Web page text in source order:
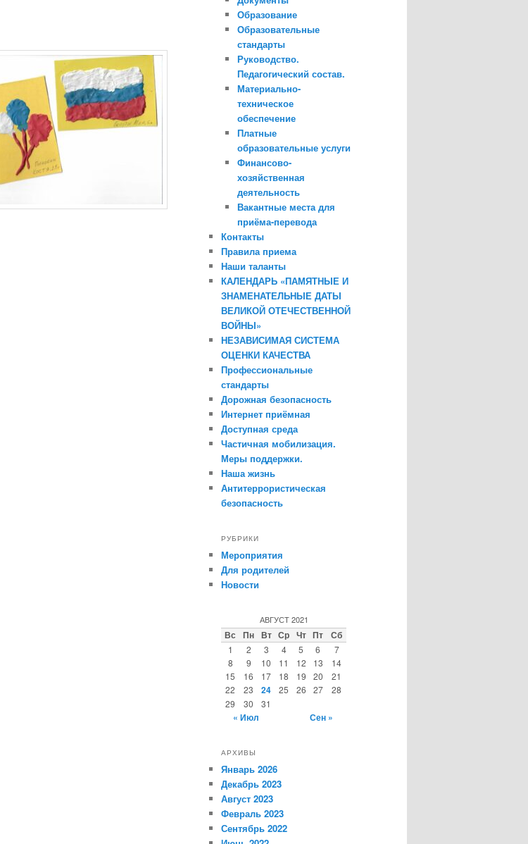
Образование
Образовательные
стандарты
Руководство.
Педагогический состав.
Материально-
техническое
обеспечение
Платные
образовательные услуги
Финансово-
хозяйственная
деятельность
Вакантные места для
приёма-перевода
Контакты
Правила приема
Наши таланты
КАЛЕНДАРЬ «ПАМЯТНЫЕ И
ЗНАМЕНАТЕЛЬНЫЕ ДАТЫ
ВЕЛИКОЙ ОТЕЧЕСТВЕННОЙ
ВОЙНЫ»
НЕЗАВИСИМАЯ СИСТЕМА
ОЦЕНКИ КАЧЕСТВА
Профессиональные
стандарты
Дорожная безопасность
Интернет приёмная
Доступная среда
Частичная мобилизация.
Меры поддержки.
Наша жизнь
Антитеррористическая
безопасность
РУБРИКИ
Мероприятия
Для родителей
Новости
АВГУСТ 2021
Вс Пн Вт Ср Чт Пт Сб
1 2 3 4 5 6
7
8
9 10 11 12 13
14
15
16 17 18 19 20
21
22
23 24 25 26 27
28
29
30 31
« Июл Сен »
АРХИВЫ
Январь 2026
Декабрь 2023
Август 2023
Февраль 2023
Сентябрь 2022